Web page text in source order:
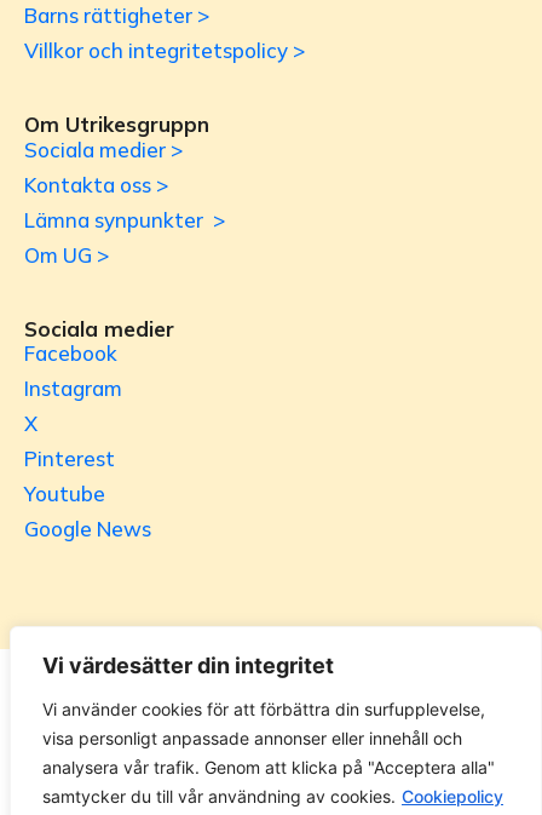
Vi värdesätter din integritet
Vi använder cookies för att förbättra din surfupplevelse,
visa personligt anpassade annonser eller innehåll och
analysera vår trafik. Genom att klicka på "Acceptera alla"
samtycker du till vår användning av cookies. Cookiepolicy
Barns rättigheter >
Villkor och integritetspolicy >
Om Utrikesgruppn
Sociala medier >
Kontakta oss >
Lämna synpunkter >
Om UG >
Sociala medier
Facebook
Instagram
X
Pinterest
Youtube
Google News
Utrikesgruppen
UG.se – representeras helt i privat regi av Svenska
Utrikesgruppen AB. Materialet på webbplatsen får ej
kopieras utan tillåtelse. Alla priser anges ink. moms. 14